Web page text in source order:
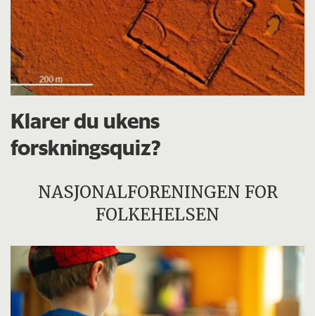
Klarer du ukens
forskningsquiz?
NASJONALFORENINGEN FOR
FOLKEHELSEN